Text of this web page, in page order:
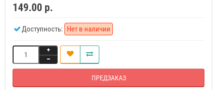
149.00 р.
Доступность: Нет в наличии
ПРЕДЗАКАЗ